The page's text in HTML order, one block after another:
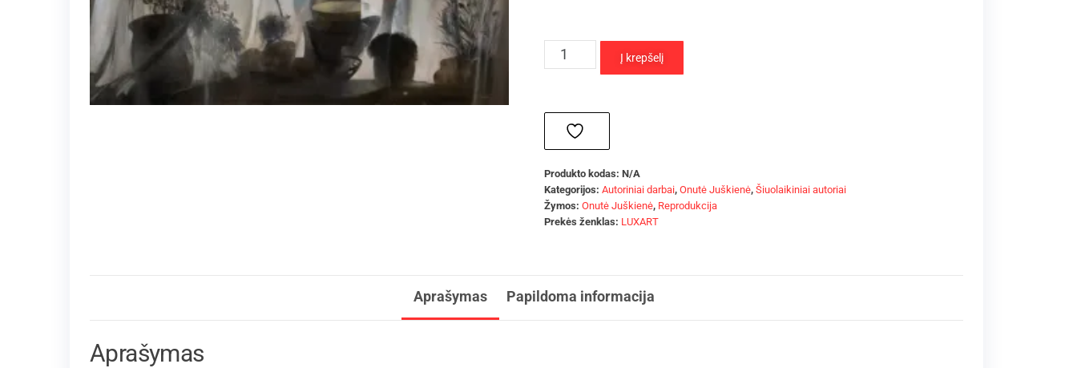
Į krepšelį
Produkto kodas: N/A
Kategorijos: Autoriniai darbai, Onutė Juškienė, Šiuolaikiniai autoriai
Žymos: Onutė Juškienė, Reprodukcija
Prekės ženklas: LUXART
Aprašymas Papildoma informacija
Aprašymas